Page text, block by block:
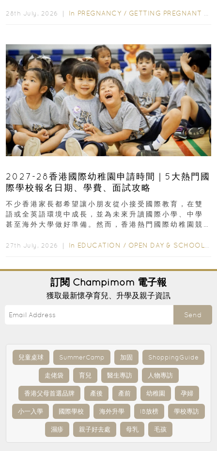
28th July, 2026 ｜ In PREGNANCY / GETTING PREGNANT
2027-28香港國際幼稚園申請時間｜5大熱門國
際學校報名日期、學費、面試攻略
不少香港家長都希望讓小朋友從小接受國際教育，在雙
語或全英語環境中成長，並為未來升讀國際小學、中學
甚至海外大學做好準備。然而，香港熱門國際幼稚園競
27th July, 2026 ｜ In EDUCATION / OPEN DAY & SCHOOL EVENTS
訂閱 Champimom 電子報
獲取最新懷孕育兒、升學及親子資訊
Send
兒童桌球 SummerCamp 加固 ShoppingGuide
走佬袋 育兒 醫生專訪 人物專訪
香港父母首選品牌 產後 產前 幼稚園 孕婦
小一入學 國際學校 海外升學 IB放榜 學校專訪
濕疹 親子好去處 母乳 毛孩